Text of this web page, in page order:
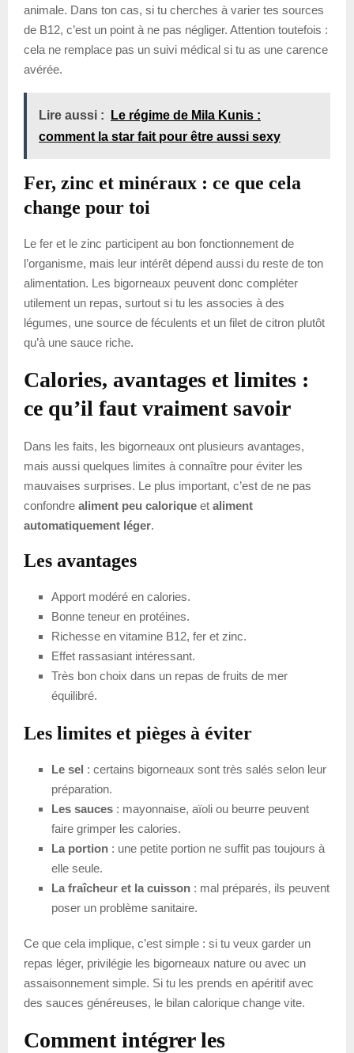
animale. Dans ton cas, si tu cherches à varier tes sources
de B12, c’est un point à ne pas négliger. Attention toutefois :
cela ne remplace pas un suivi médical si tu as une carence
avérée.
Lire aussi :
Le régime de Mila Kunis :
comment la star fait pour être aussi sexy
Fer, zinc et minéraux : ce que cela
change pour toi
Le fer et le zinc participent au bon fonctionnement de
l’organisme, mais leur intérêt dépend aussi du reste de ton
alimentation. Les bigorneaux peuvent donc compléter
utilement un repas, surtout si tu les associes à des
légumes, une source de féculents et un filet de citron plutôt
qu’à une sauce riche.
Calories, avantages et limites :
ce qu’il faut vraiment savoir
Dans les faits, les bigorneaux ont plusieurs avantages,
mais aussi quelques limites à connaître pour éviter les
mauvaises surprises. Le plus important, c’est de ne pas
confondre aliment peu calorique et aliment
automatiquement léger.
Les avantages
Apport modéré en calories.
Bonne teneur en protéines.
Richesse en vitamine B12, fer et zinc.
Effet rassasiant intéressant.
Très bon choix dans un repas de fruits de mer
équilibré.
Les limites et pièges à éviter
Le sel : certains bigorneaux sont très salés selon leur
préparation.
Les sauces : mayonnaise, aïoli ou beurre peuvent
faire grimper les calories.
La portion : une petite portion ne suffit pas toujours à
elle seule.
La fraîcheur et la cuisson : mal préparés, ils peuvent
poser un problème sanitaire.
Ce que cela implique, c’est simple : si tu veux garder un
repas léger, privilégie les bigorneaux nature ou avec un
assaisonnement simple. Si tu les prends en apéritif avec
des sauces généreuses, le bilan calorique change vite.
Comment intégrer les